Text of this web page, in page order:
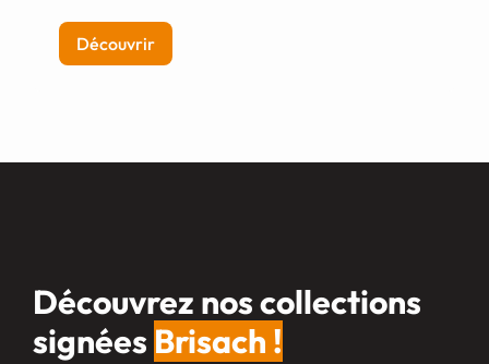
Découvrir
Découvrez nos collections
signées Brisach !